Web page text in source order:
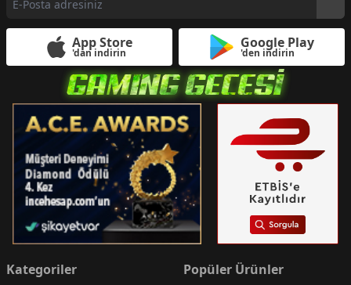
App Store
'dan indirin
Google Play
'den indirin
Kategoriler Popüler Ürünler